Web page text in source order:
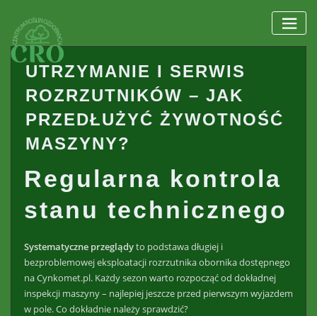
content
UTRZYMANIE I SERWIS
ROZRZUTNIKÓW – JAK
PRZEDŁUŻYĆ ŻYWOTNOŚĆ
MASZYNY?
Regularna kontrola
stanu technicznego
Systematyczne przeglądyto podstawa długiej i
bezproblemowej eksploatacji rozrzutnika obornikadostępnego
na Cynkomet.pl. Każdy sezon warto rozpocząć od dokładnej
inspekcji maszyny – najlepiej jeszcze przed pierwszym wyjazdem
w pole. Co dokładnie należy sprawdzić?